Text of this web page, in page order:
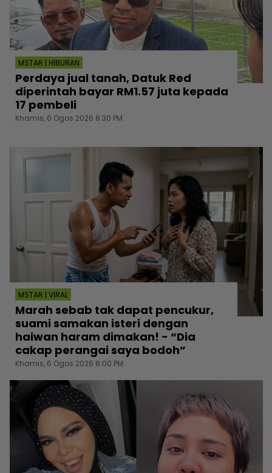
MSTAR | HIBURAN
Perdaya jual tanah, Datuk Red
diperintah bayar RM1.57 juta kepada
17 pembeli
Khamis, 6 Ogos 2026 8:30 PM
MSTAR | VIRAL
Marah sebab tak dapat pencukur,
suami samakan isteri dengan
haiwan haram dimakan! - “Dia
cakap perangai saya bodoh”
Khamis, 6 Ogos 2026 8:00 PM